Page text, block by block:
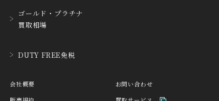
HEINRICH-GEISEN
ハインリッヒ ガイセン
HORAE
ホライ
IKEPOD INCIPIO
ゴールド・プラチナ
買取相場
DUTY FREE免税
会社概要
お問い合わせ